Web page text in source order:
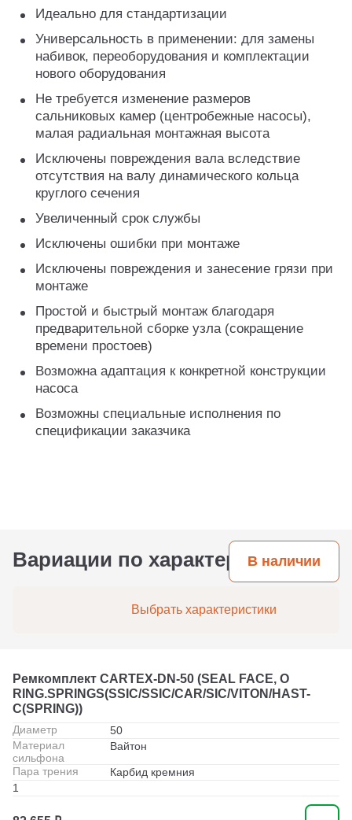
Идеально для стандартизации
Универсальность в применении: для замены
набивок, переоборудования и комплектации
нового оборудования
Не требуется изменение размеров
сальниковых камер (центробежные насосы),
малая радиальная монтажная высота
Исключены повреждения вала вследствие
отсутствия на валу динамического кольца
круглого сечения
Увеличенный срок службы
Исключены ошибки при монтаже
Исключены повреждения и занесение грязи при
монтаже
Простой и быстрый монтаж благодаря
предварительной сборке узла (сокращение
времени простоев)
Возможна адаптация к конкретной конструкции
насоса
Возможны специальные исполнения по
спецификации заказчика
Вариации по характеристикам
В наличии
Выбрать характеристики
Ремкомплект CARTEX-DN-50 (SEAL FACE, O
RING.SPRINGS(SSIC/SSIC/CAR/SIC/VITON/HAST-
C(SPRING))
Диаметр
50
Материал
сильфона
Вайтон
Пара трения
Карбид кремния
1